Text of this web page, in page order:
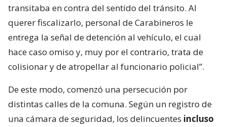
transitaba en contra del sentido del tránsito. Al
querer fiscalizarlo, personal de Carabineros le
entrega la señal de detención al vehículo, el cual
hace caso omiso y, muy por el contrario, trata de
colisionar y de atropellar al funcionario policial”.
De este modo, comenzó una persecución por
distintas calles de la comuna. Según un registro de
una cámara de seguridad, los delincuentes incluso